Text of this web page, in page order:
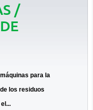
/
para la
los residuos